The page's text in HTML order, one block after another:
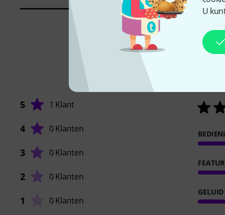
U
5 1 Klant
4 0 Klanten
3 0 Klanten
2 0 Klanten
1 0 Klanten
GELUID